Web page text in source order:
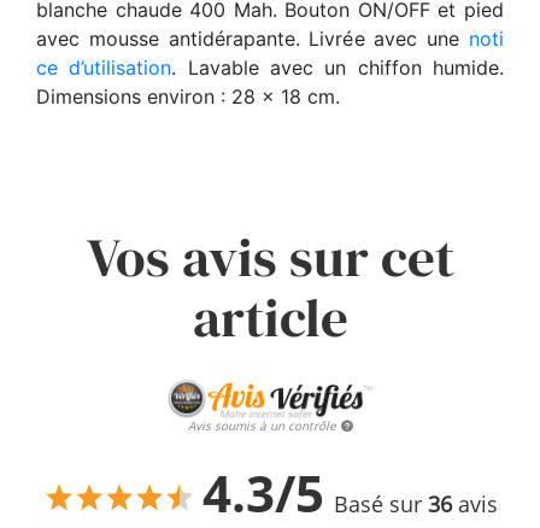
blanche chaude 400 Mah. Bouton ON/OFF et pied
avec mousse antidérapante. Livrée avec une noti
ce d’utilisation. Lavable avec un chiffon humide.
Dimensions environ : 28 x 18 cm.
Vos avis sur cet
article
Avis soumis à un contrôle
4.3/5 Basé sur 36avis